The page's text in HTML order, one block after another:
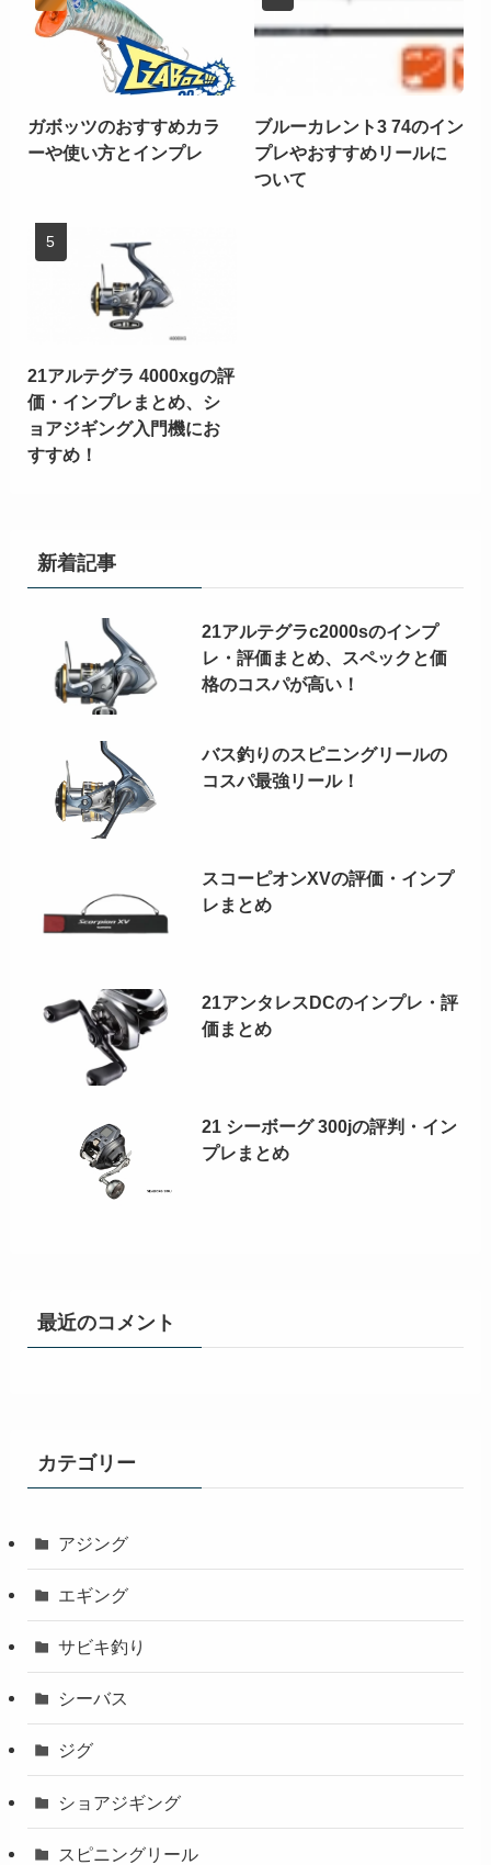
ガボッツのおすすめカラ
ーや使い方とインプレ
ブルーカレント3 74のイン
プレやおすすめリールに
ついて
21アルテグラ 4000xgの評
価・インプレまとめ、シ
ョアジギング入門機にお
すすめ！
新着記事
21アルテグラc2000sのインプ
レ・評価まとめ、スペックと価
格のコスパが高い！
バス釣りのスピニングリールの
コスパ最強リール！
スコーピオンXVの評価・インプ
レまとめ
21アンタレスDCのインプレ・評
価まとめ
21 シーボーグ 300jの評判・イン
プレまとめ
最近のコメント
カテゴリー
アジング
エギング
サビキ釣り
シーバス
ジグ
ショアジギング
スピニングリール